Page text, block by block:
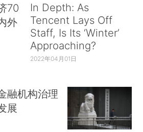
70
外
In Depth: As
Tencent Lays Off
Staff, Is Its ‘Winter’
Approaching?
2022年04月01日
融机构治理
展